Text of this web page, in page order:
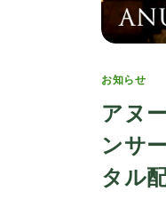
Categories
お知らせ
アヌ
ンサ
タル